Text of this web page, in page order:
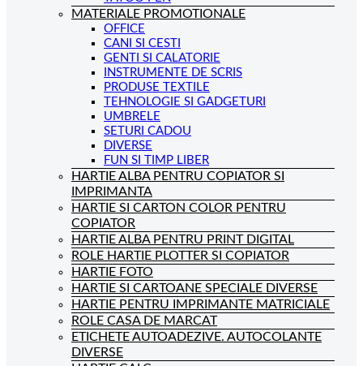
MATERIALE PROMOTIONALE
OFFICE
CANI SI CESTI
GENTI SI CALATORIE
INSTRUMENTE DE SCRIS
PRODUSE TEXTILE
TEHNOLOGIE SI GADGETURI
UMBRELE
SETURI CADOU
DIVERSE
FUN SI TIMP LIBER
HARTIE ALBA PENTRU COPIATOR SI
IMPRIMANTA
HARTIE SI CARTON COLOR PENTRU
COPIATOR
HARTIE ALBA PENTRU PRINT DIGITAL
ROLE HARTIE PLOTTER SI COPIATOR
HARTIE FOTO
HARTIE SI CARTOANE SPECIALE DIVERSE
HARTIE PENTRU IMPRIMANTE MATRICIALE
ROLE CASA DE MARCAT
ETICHETE AUTOADEZIVE. AUTOCOLANTE
DIVERSE